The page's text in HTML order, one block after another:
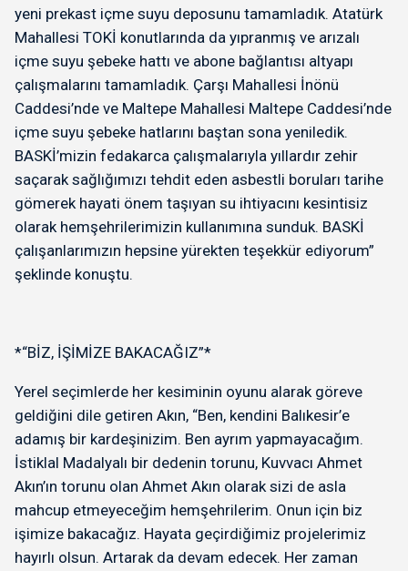
yeni prekast içme suyu deposunu tamamladık. Atatürk
Mahallesi TOKİ konutlarında da yıpranmış ve arızalı
içme suyu şebeke hattı ve abone bağlantısı altyapı
çalışmalarını tamamladık. Çarşı Mahallesi İnönü
Caddesi’nde ve Maltepe Mahallesi Maltepe Caddesi’nde
içme suyu şebeke hatlarını baştan sona yeniledik.
BASKİ’mizin fedakarca çalışmalarıyla yıllardır zehir
saçarak sağlığımızı tehdit eden asbestli boruları tarihe
gömerek hayati önem taşıyan su ihtiyacını kesintisiz
olarak hemşehrilerimizin kullanımına sunduk. BASKİ
çalışanlarımızın hepsine yürekten teşekkür ediyorum”
şeklinde konuştu.
*“BİZ, İŞİMİZE BAKACAĞIZ”*
Yerel seçimlerde her kesiminin oyunu alarak göreve
geldiğini dile getiren Akın, “Ben, kendini Balıkesir’e
adamış bir kardeşinizim. Ben ayrım yapmayacağım.
İstiklal Madalyalı bir dedenin torunu, Kuvvacı Ahmet
Akın’ın torunu olan Ahmet Akın olarak sizi de asla
mahcup etmeyeceğim hemşehrilerim. Onun için biz
işimize bakacağız. Hayata geçirdiğimiz projelerimiz
hayırlı olsun. Artarak da devam edecek. Her zaman